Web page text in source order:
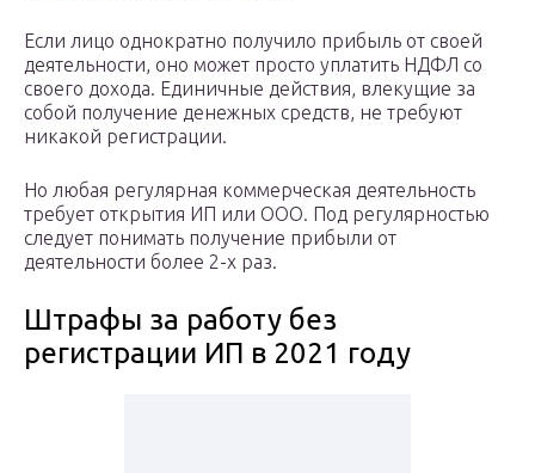
Если лицо однократно получило прибыль от своей
деятельности, оно может просто уплатить НДФЛ со
своего дохода. Единичные действия, влекущие за
собой получение денежных средств, не требуют
никакой регистрации.
Но любая регулярная коммерческая деятельность
требует открытия ИП или ООО. Под регулярностью
следует понимать получение прибыли от
деятельности более 2-х раз.
Штрафы за работу без
регистрации ИП в 2021 году